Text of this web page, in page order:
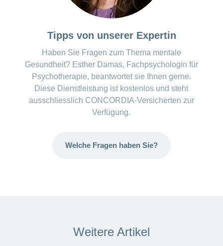
Tipps von unserer Expertin
Haben Sie Fragen zum Thema mentale
Gesundheit? Esther Damas, Fachpsychologin für
Psychotherapie, beantwortet sie Ihnen gerne.
Diese Dienstleistung ist kostenlos und steht
ausschliesslich CONCORDIA-Versicherten zur
Verfügung.
Welche Fragen haben Sie?
Weitere Artikel